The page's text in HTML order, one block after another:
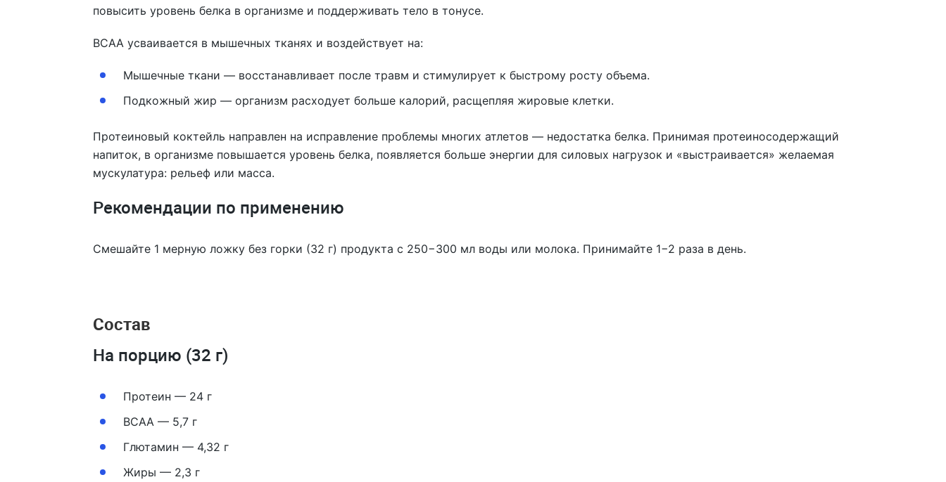
повысить уровень белка в организме и поддерживать тело в тонусе.
BCAA усваивается в мышечных тканях и воздействует на:
Мышечные ткани — восстанавливает после травм и стимулирует к быстрому росту объема.
Подкожный жир — организм расходует больше калорий, расщепляя жировые клетки.
Протеиновый коктейль направлен на исправление проблемы многих атлетов — недостатка белка. Принимая протеиносодержащий
напиток, в организме повышается уровень белка, появляется больше энергии для силовых нагрузок и «выстраивается» желаемая
мускулатура: рельеф или масса.
Рекомендации по применению
Смешайте 1 мерную ложку без горки (32 г) продукта с 250−300 мл воды или молока. Принимайте 1−2 раза в день.
Состав
На порцию (32 г)
Протеин — 24 г
ВСАА — 5,7 г
Глютамин — 4,32 г
Жиры — 2,3 г